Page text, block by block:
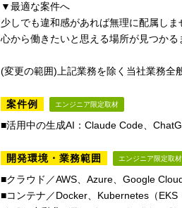
▼最適な案件へ
少しでも違和感があれば無理に配属しま
心から働きたいと思える場所が見つかる
(変更の範囲)上記業務を除く当社業務全
案件例 エンジニア限定取材
■活用中の生成AI：Claude Code、
開発環境・業務範囲 エンジニア限定取材
■クラウド／AWS、Azure、Google Cloud
■コンテナ／Docker、Kubernetes（EKS